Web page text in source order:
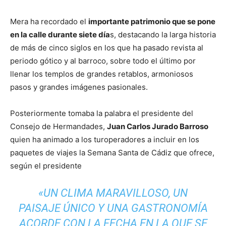
Mera ha recordado el importante patrimonio que se pone
en la calle durante siete días, destacando la larga historia
de más de cinco siglos en los que ha pasado revista al
periodo gótico y al barroco, sobre todo el último por
llenar los templos de grandes retablos, armoniosos
pasos y grandes imágenes pasionales.
Posteriormente tomaba la palabra el presidente del
Consejo de Hermandades, Juan Carlos Jurado Barroso
quien ha animado a los turoperadores a incluir en los
paquetes de viajes la Semana Santa de Cádiz que ofrece,
según el presidente
«UN CLIMA MARAVILLOSO, UN
PAISAJE ÚNICO Y UNA GASTRONOMÍA
ACORDE CON LA FECHA EN LA QUE SE